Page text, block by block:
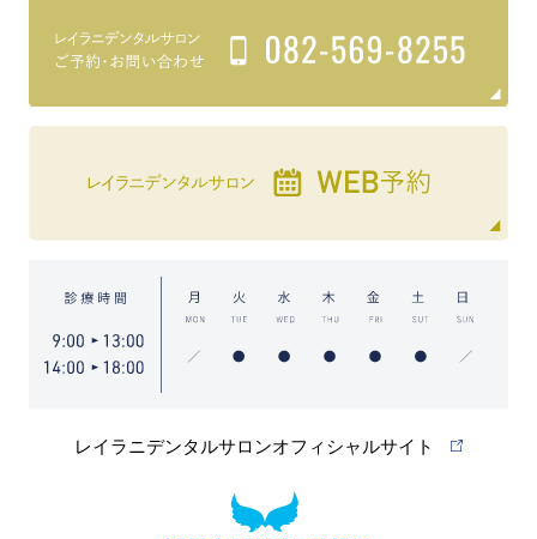
レイラニデンタルサロンオフィシャルサイト